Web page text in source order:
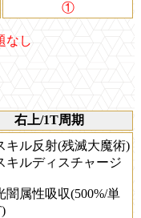
①
なし
右上/1T周期
キル反射(残滅大魔術)
キルディスチャージ
闇属性吸収(500%/単